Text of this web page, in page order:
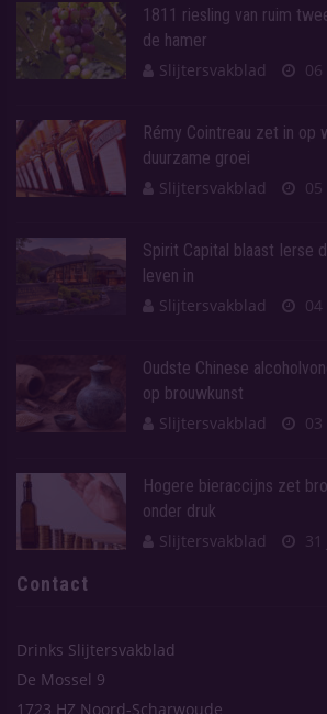
1811 riesling van ruim
de hamer
Slijtersvakblad
06
Rémy Cointreau zet in op
duurzame groei
Slijtersvakblad
05
Spirit Capital blaast Ierse
leven in
Slijtersvakblad
04
Oudste Chinese
op brouwkunst
Slijtersvakblad
03
Hogere bieraccijns zet
onder druk
Slijtersvakblad
Contact
Drinks Slijtersvakblad
De Mossel 9
1723 HZ Noord-Scharwoude